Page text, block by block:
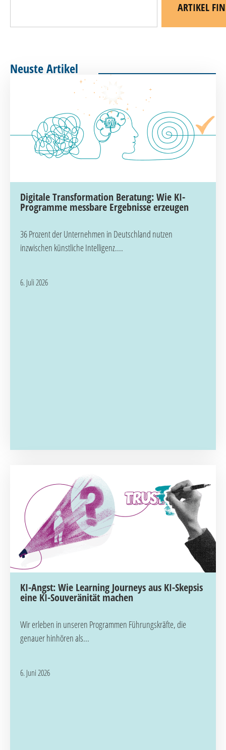
ARTIKEL
Neuste Artikel
Digitale Transformation Beratung: Wie KI-
Programme messbare Ergebnisse erzeugen
36 Prozent der Unternehmen in Deutschland nutzen
inzwischen künstliche Intelligenz....
6. Juli 2026
KI-Angst: Wie Learning Journeys aus KI-Skepsis
eine KI-Souveränität machen
Wir erleben in unseren Programmen Führungskräfte, die
genauer hinhören als...
6. Juni 2026